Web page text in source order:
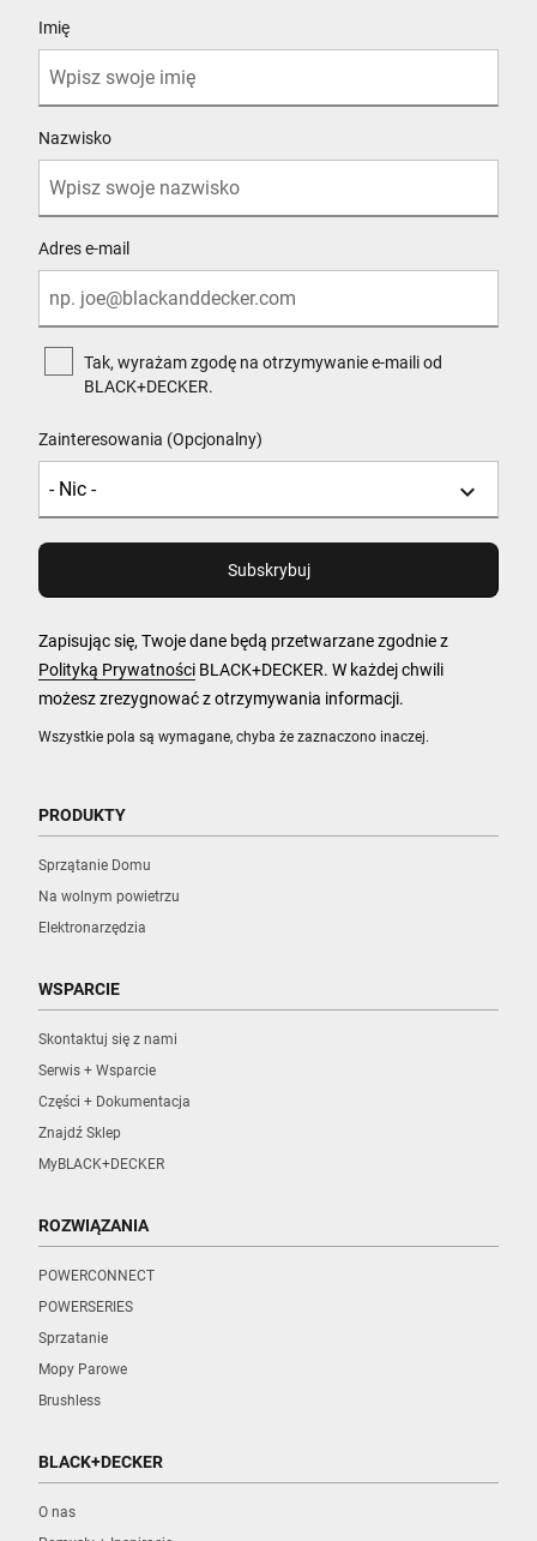
Wszystkie pola są wymagane, chyba że zaznaczono inaczej.
Imię
Nazwisko
Adres e-mail
Tak, wyrażam zgodę na otrzymywanie e-maili od
BLACK+DECKER.
Zainteresowania (Opcjonalny)
Zapisując się, Twoje dane będą przetwarzane zgodnie z
Polityką Prywatności BLACK+DECKER. W każdej chwili
możesz zrezygnować z otrzymywania informacji.
PRODUKTY
Sprzątanie Domu
Na wolnym powietrzu
Elektronarzędzia
WSPARCIE
Skontaktuj się z nami
Serwis + Wsparcie
Części + Dokumentacja
Znajdź Sklep
MyBLACK+DECKER
ROZWIĄZANIA
POWERCONNECT
POWERSERIES
Sprzatanie
Mopy Parowe
Brushless
BLACK+DECKER
O nas